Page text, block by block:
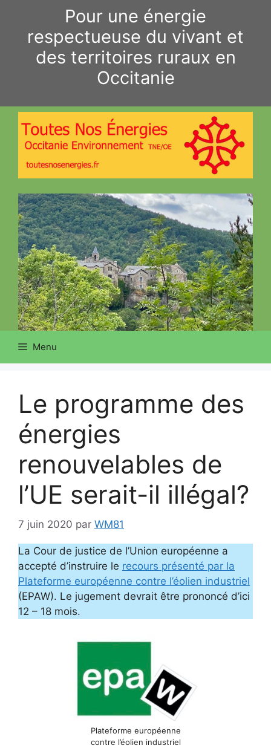
contenu
Pour une énergie
respectueuse du vivant et
des territoires ruraux en
Occitanie
Menu
Le programme des
énergies
renouvelables de
l’UE serait-il illégal?
7 juin 2020 par WM81
La Cour de justice de l’Union européenne a
accepté d’instruire le recours présenté par la
Plateforme européenne contre l’éolien industriel
(EPAW). Le jugement devrait être prononcé d’ici
12 – 18 mois.
Plateforme européenne
contre l’éolien industriel